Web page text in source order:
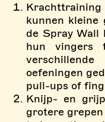
kunnen kleine
de Spray Wall
hun vingers
oefeningen
pull-ups of
Knijp- en
grotere